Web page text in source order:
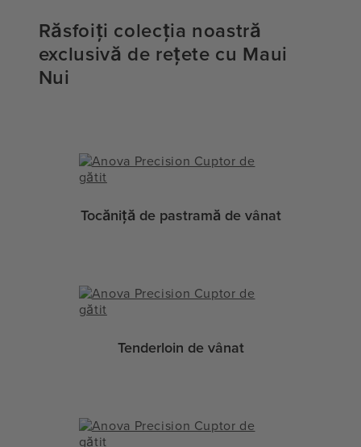
Răsfoiți colecția noastră
exclusivă de rețete cu Maui
Nui
Tocăniță de pastramă de vânat
Tenderloin de vânat